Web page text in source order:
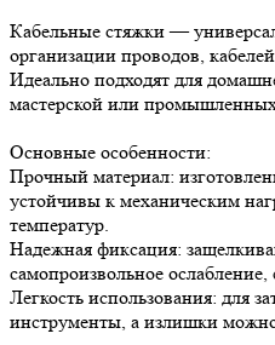
Кабельные стяжки —
организации проводов,
Идеально подходят для
мастерской или
Основные особенности:
Прочный материал:
устойчивы к механическим
температур.
Надежная фиксация:
самопроизвольное
Легкость использования: для
инструменты, а излишки можно